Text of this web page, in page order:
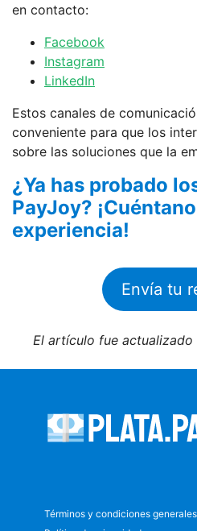
en contacto:
Facebook
Instagram
LinkedIn
Estos canales de
conveniente para que los
sobre las soluciones que la
¿Ya has probado
PayJoy?
experiencia!
Envía tu
El artículo fue
Términos y condiciones generales